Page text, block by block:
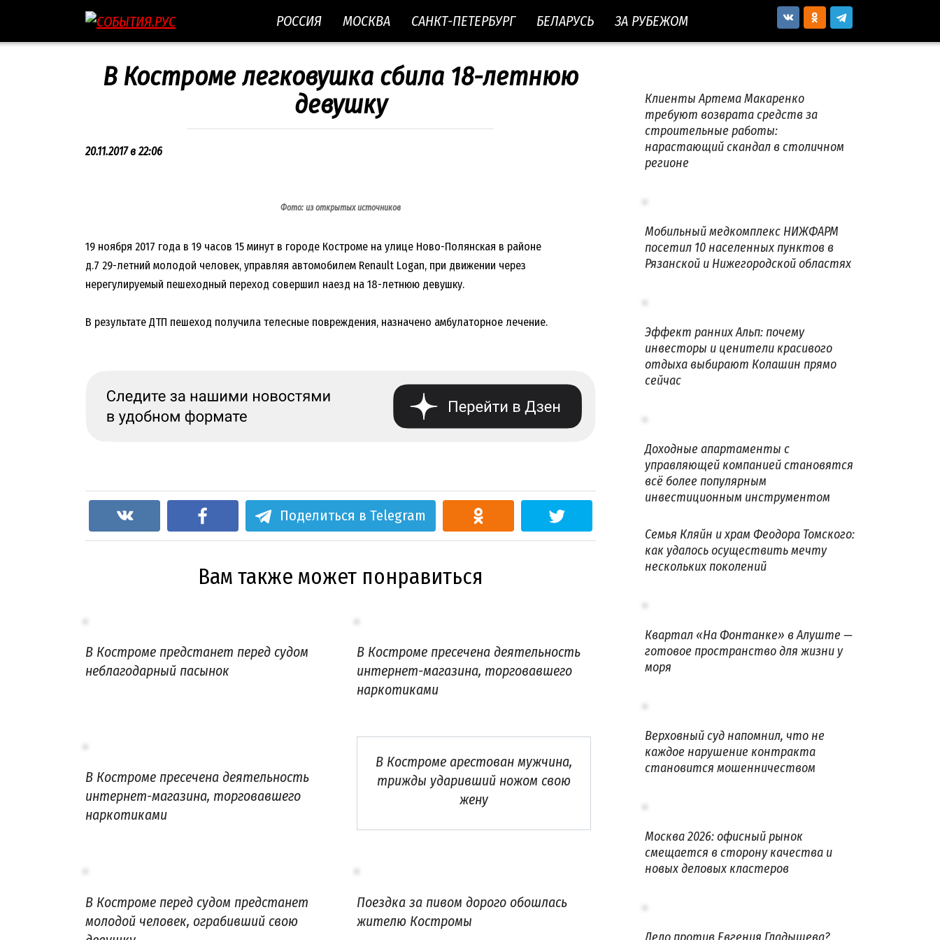
контенту
РОССИЯ МОСКВА САНКТ-ПЕТЕРБУРГ БЕЛАРУСЬ ЗА РУБЕЖОМ
В Костроме легковушка сбила 18-летнюю
девушку
20.11.2017 в 22:06
Фото: из открытых источников
19 ноября 2017 года в 19 часов 15 минут в городе Костроме на улице Ново-Полянская в районе
д.7 29-летний молодой человек, управляя автомобилем Renault Logan, при движении через
нерегулируемый пешеходный переход совершил наезд на 18-летнюю девушку.
В результате ДТП пешеход получила телесные повреждения, назначено амбулаторное лечение.
Поделиться в Telegram
Вам также может понравиться
В Костроме предстанет перед судом
неблагодарный пасынок
В Костроме пресечена деятельность
интернет-магазина, торговавшего
наркотиками
В Костроме пресечена деятельность
интернет-магазина, торговавшего
наркотиками
В Костроме арестован мужчина,
трижды ударивший ножом свою
жену
В Костроме перед судом предстанет
молодой человек, ограбивший свою
Поездка за пивом дорого обошлась
жителю Костромы
Клиенты Артема Макаренко
требуют возврата средств за
строительные работы:
нарастающий скандал в столичном
регионе
Мобильный медкомплекс НИЖФАРМ
посетил 10 населенных пунктов в
Рязанской и Нижегородской областях
Эффект ранних Альп: почему
инвесторы и ценители красивого
отдыха выбирают Колашин прямо
сейчас
Доходные апартаменты с
управляющей компанией становятся
всё более популярным
инвестиционным инструментом
Семья Кляйн и храм Феодора Томского:
как удалось осуществить мечту
нескольких поколений
Квартал «На Фонтанке» в Алуште —
готовое пространство для жизни у
моря
Верховный суд напомнил, что не
каждое нарушение контракта
становится мошенничеством
Москва 2026: офисный рынок
смещается в сторону качества и
новых деловых кластеров